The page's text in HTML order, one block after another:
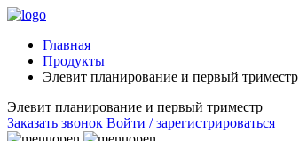
Главная
Продукты
Элевит планирование и первый триместр
Элевит планирование и первый триместр
Заказать звонок Войти / зарегистрироваться